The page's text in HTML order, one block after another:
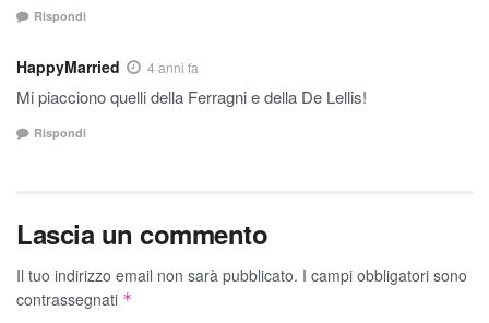
Rispondi
HappyMarried 4 anni fa
Mi piacciono quelli della Ferragni e della De Lellis!
Rispondi
Lascia un commento
Il tuo indirizzo email non sarà pubblicato. I campi obbligatori sono
contrassegnati *